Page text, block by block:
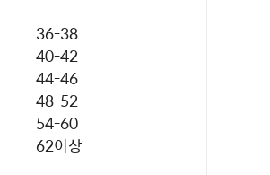
36-38
40-42
44-46
48-52
54-60
62이상